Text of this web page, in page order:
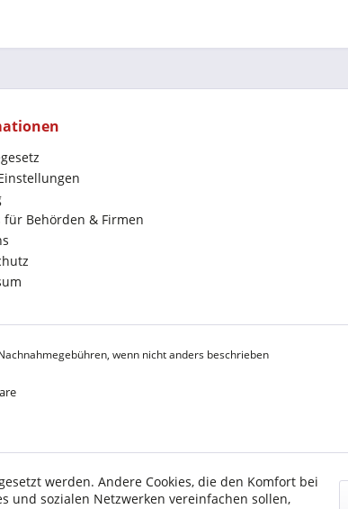
für Behörden & Firmen
wenn nicht anders beschrieben
werden. Andere Cookies, die den Komfort bei
und sozialen Netzwerken vereinfachen sollen,